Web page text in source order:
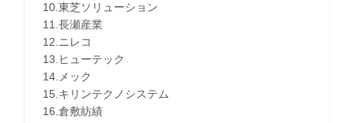
10.東芝ソリューション
11.長瀬産業
12.ニレコ
13.ヒューテック
14.メック
15.キリンテクノシステム
16.倉敷紡績